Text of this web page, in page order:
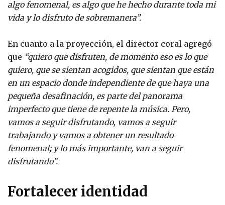
algo fenomenal, es algo que he hecho durante toda mi
vida y lo disfruto de sobremanera”.
En cuanto a la proyección, el director coral agregó
que “quiero que disfruten, de momento eso es lo que
quiero, que se sientan acogidos, que sientan que están
en un espacio donde independiente de que haya una
pequeña desafinación, es parte del panorama
imperfecto que tiene de repente la música. Pero,
vamos a seguir disfrutando, vamos a seguir
trabajando y vamos a obtener un resultado
fenomenal; y lo más importante, van a seguir
disfrutando”.
Fortalecer identidad